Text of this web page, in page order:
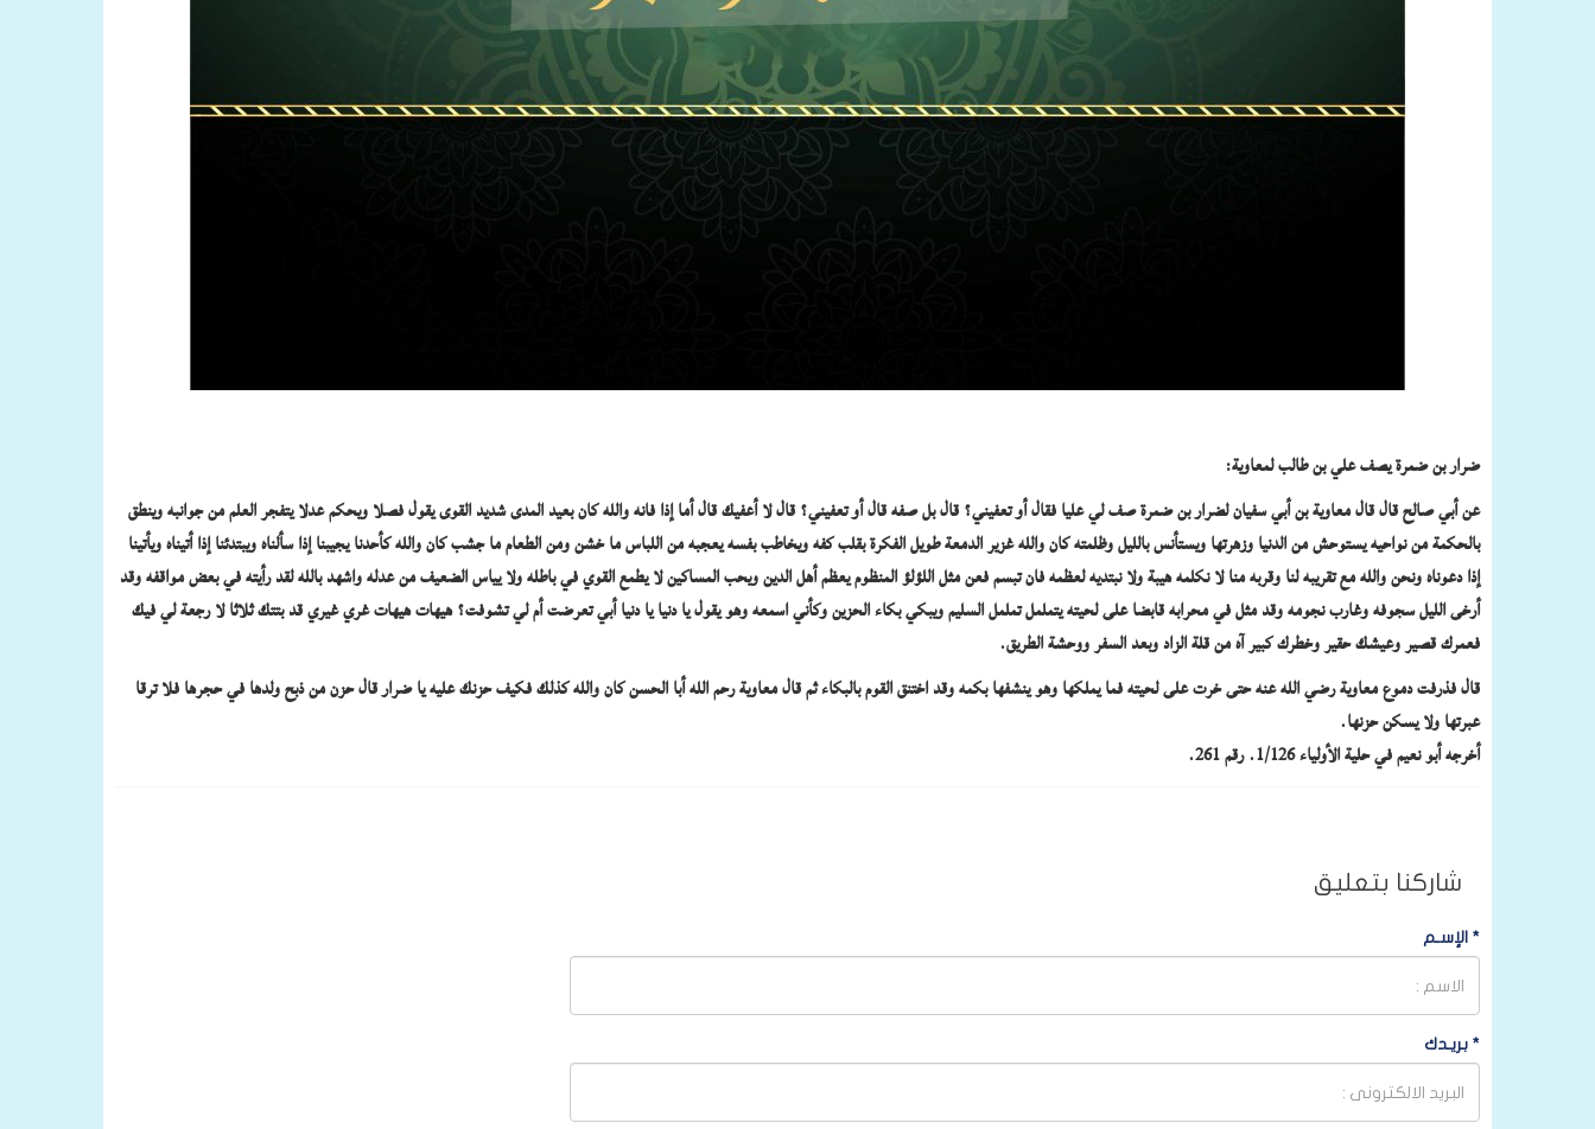
ضرار بن ضمرة يصف علي بن طالب لمعاوية:
عن أبي صالح قال قال معاوية بن أبي سفيان لضرار بن ضمرة صف لي عليا فقال أو تعفيني؟ قال بل صفه قال أو تعفيني؟ قال لا أعفيك قال أما إذا فانه والله كان بعيد المدى شديد القوى يقول فصلا ويحكم عدلا يتفجر العلم من جوانبه وينطق
بالحكمة من نواحيه يستوحش من الدنيا وزهرتها ويستأنس بالليل وظلمته كان والله غزير الدمعة طويل الفكرة بقلب كفه ويخاطب بفسه يعجبه من اللباس ما خشن ومن الطعام ما جشب كان والله كأحدنا يجيبنا إذا سألناه ويبتدئنا إذا أتيناه ويأتينا
إذا دعوناه ونحن والله مع تقريبه لنا وقربه منا لا نكلمه هيبة ولا نبتديه لعظمه فان تبسم فعن مثل اللؤلؤ المنظوم يعظم أهل الدين ويحب المساكين لا يطمع القوي في باطله ولا يياس الضعيف من عدله واشهد بالله لقد رأيته في بعض مواقفه وقد
أرخى الليل سجوفه وغارب نجومه وقد مثل في محرابه قابضا على لحيته يتململ تململ السليم ويبكي بكاء الحزين وكأني اسمعه وهو يقول يا دنيا يا دنيا أبي تعرضت أم لي تشوفت؟ هيهات هيهات غري غيري قد بتتك ثلاثا لا رجعة لي فيك
فعمرك قصير وعيشك حقير وخطرك كبير آه من قلة الزاد وبعد السفر ووحشة الطريق.
قال فذرفت دموع معاوية رضي الله عنه حتى خرت على لحيته فما يملكها وهو ينشفها بكمه وقد اختنق القوم بالبكاء ثم قال معاوية رحم الله أبا الحسن كان والله كذلك فكيف حزنك عليه يا ضرار قال حزن من ذبح ولدها في حجرها فلا ترقا
عبرتها ولا يسكن حزنها.
أخرجه أبو نعيم في حلية الأولياء 1/126. رقم 261.
شاركنا بتعليق
* الإسـم
* بريـدك